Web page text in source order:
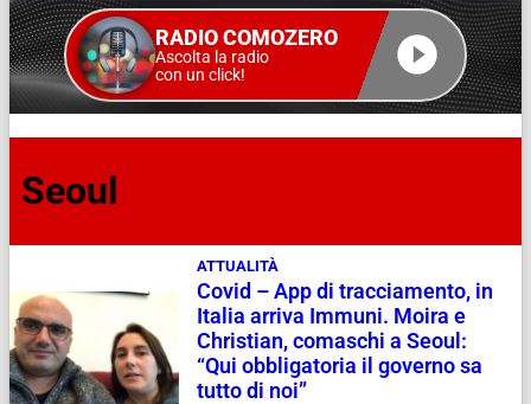
RADIO COMOZERO
Ascolta la radio
con un click!
Seoul
ATTUALITÀ
Covid – App di tracciamento, in
Italia arriva Immuni. Moira e
Christian, comaschi a Seoul:
“Qui obbligatoria il governo sa
tutto di noi”